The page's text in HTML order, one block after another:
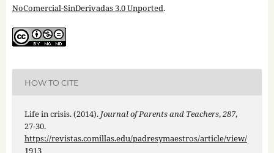
NoComercial-SinDerivadas 3.0 Unported.
HOW TO CITE
Life in crisis. (2014). Journal of Parents and Teachers,287,
27-30.
https://revistas.comillas.edu/padresymaestros/article/view/
1913